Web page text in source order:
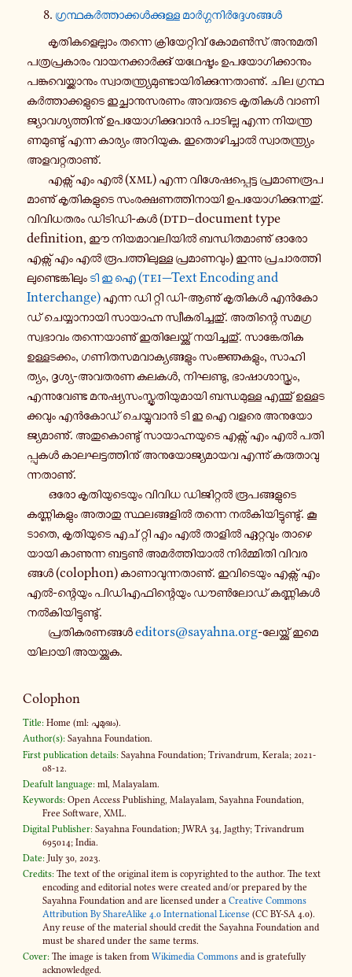
ഗ്ര​ന്ഥ​കർ​ത്താ​ക്കൾ​ക്കു​ള്ള മാർ​ഗ്ഗ​നിർ​ദ്ദേ​ശ​ങ്ങൾ
കൃ​തി​ക​ളെ​ല്ലാം തന്നെ ക്രി​യേ​റ്റി​വ് കോ​മൺ​സ് അനു​മ​തി​
പ​ത്ര​പ്ര​കാ​രം വാ​യ​ന​ക്കാർ​ക്കു് യഥേ​ഷ്ടം ഉപ​യോ​ഗി​ക്കാ​നും
പങ്കു​വെ​യ്ക്കാ​നും സ്വാ​ത​ന്ത്ര്യ​മു​ണ്ടാ​യി​രി​ക്കു​ന്ന​താ​ണു്. ചില ഗ്ര​ന്ഥ​
കർ​ത്താ​ക്ക​ളു​ടെ ഇച്ഛാ​നു​സ​ര​ണം അവ​രു​ടെ കൃ​തി​കൾ വാ​ണി​
ജ്യാ​വ​ശ്യ​ത്തി​നു് ഉപ​യോ​ഗി​ക്കു​വാൻ പാ​ടി​ല്ല എന്ന നി​യ​ന്ത്ര​
ണ​മു​ണ്ടു് എന്ന കാ​ര്യം അറി​യുക. ഇതൊ​ഴി​ച്ചാൽ സ്വാ​ത​ന്ത്ര്യം
അള​വ​റ്റ​താ​ണു്.
എക്സ് എം എൽ (xml) എന്ന വി​ശേ​ഷ​പ്പെ​ട്ട പ്ര​മാ​ണ​രൂ​പ​
മാ​ണു് കൃ​തി​ക​ളു​ടെ സം​ര​ക്ഷ​ണ​ത്തി​നാ​യി ഉപ​യോ​ഗി​ക്കു​ന്ന​തു്.
വി​വി​ധ​ത​രം ഡിടിഡി-​കൾ (dtd–document type
definition, ഈ നി​യ​മാ​വ​ലി​യിൽ ബന്ധി​ത​മാ​ണു് ഓരോ
എക്സ് എം എൽ രൂ​പ​ത്തി​ലു​ള്ള പ്ര​മാ​ണ​വും) ഇന്നു പ്ര​ചാ​ര​ത്തി​
ലു​ണ്ടെ​ങ്കി​ലും ടി ഇ ഐ (tei—Text Encoding and
Interchange) എന്ന ഡി റ്റി ഡി-​ആണു് കൃ​തി​കൾ എൻ​കോ​
ഡ് ചെ​യ്യാ​നാ​യി സാ​യാ​ഹ്ന സ്വീ​ക​രി​ച്ച​തു്. അതി​ന്റെ സമ​ഗ്ര​
സ്വ​ഭാ​വം തന്നെ​യാ​ണു് ഇതി​ലേ​യ്ക്കു് നയി​ച്ച​തു്. സാ​ങ്കേ​തിക
ഉള്ള​ട​ക്കം, ഗണി​ത​സ​മ​വാ​ക്യ​ങ്ങ​ളും സം​ജ്ഞ​ക​ളും, സാ​ഹി​
ത്യം, ദൃശ്യ-​അവതരണ കലകൾ, നി​ഘ​ണ്ടു, ഭാ​ഷാ​ശാ​സ്ത്രം,
എന്നു​വേ​ണ്ട മനു​ഷ്യ​സം​സ്കൃ​തി​യു​മാ​യി ബന്ധ​മു​ള്ള എന്തു് ഉള്ള​ട​
ക്ക​വും എൻ​കോ​ഡ് ചെ​യ്യു​വാൻ ടി ഇ ഐ വളരെ അനു​യോ​
ജ്യ​മാ​ണു്. അതു​കൊ​ണ്ടു് സാ​യാ​ഹ്ന​യു​ടെ എക്സ് എം എൽ പതി​
പ്പു​കൾ കാ​ല​ഘ​ട്ട​ത്തി​നു് അനു​യോ​ജ്യ​മാ​യവ എന്നു് കരു​താ​വു​
ന്ന​താ​ണു്.
ഒരോ കൃ​തി​യു​ടെ​യും വിവിധ ഡി​ജി​റ്റൽ രൂ​പ​ങ്ങ​ളു​ടെ
കണ്ണി​ക​ളും അതാതു സ്ഥ​ല​ങ്ങ​ളിൽ തന്നെ നൽ​കി​യി​ട്ടു​ണ്ടു്. കൂ​
ടാ​തെ, കൃ​തി​യു​ടെ എച് റ്റി എം എൽ താളിൽ ഏറ്റ​വും താ​ഴെ​
യാ​യി കാ​ണു​ന്ന ബട്ടൺ അമർ​ത്തി​യാൽ നിർ​മ്മി​തി വി​വ​ര​
ങ്ങൾ (colophon) കാ​ണാ​വു​ന്ന​താ​ണു്. ഇവി​ടെ​യും എക്സ് എം
എൽ-​ന്റെയും പി​ഡി​എ​ഫി​ന്റെ​യും ഡൗൺ​ലോ​ഡ് കണ്ണി​കൾ
നൽ​കി​യി​ട്ടു​ണ്ടു്.
പ്ര​തി​ക​ര​ണ​ങ്ങൾeditors@sayahna.org-​ലേയ്ക്കു് ഇമെ​
യി​ലാ​യി അയ​യ്ക്കുക.
Colophon
Title: Home (ml: പൂ​മു​ഖം).
Author(s): Sayahna Foundation.
First publication details: Sayahna Foundation; Trivandrum, Kerala; 2021-
08-12.
Deafult language: ml, Malayalam.
Keywords: Open Access Publishing, Malayalam, Sayahna Foundation,
Free Software, XML.
Digital Publisher: Sayahna Foundation; JWRA 34, Jagthy; Trivandrum
695014; India.
Date: July 30, 2023.
Credits: The text of the original item is copyrighted to the author. The text
encoding and editorial notes were created and​/or prepared by the
Sayahna Foundation and are licensed under aCreative Commons
Attribution By ShareAlike 4​.0 International License (CC BY-SA 4​.0).
Any reuse of the material should credit the Sayahna Foundation and
must be shared under the same terms.
Cover: The image is taken fromWikimedia Commons and is gratefully
acknowledged.